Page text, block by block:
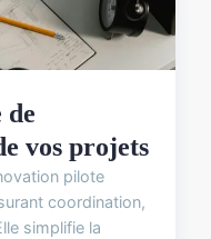
de
vos projets
pilote
coordination,
simplifie la